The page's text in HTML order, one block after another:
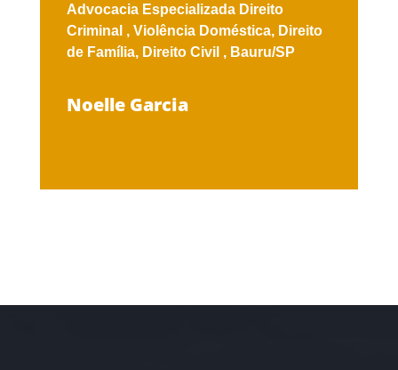
Advocacia Especializada Direito
Criminal , Violência Doméstica, Direito
de Família, Direito Civil , Bauru/SP
Noelle Garcia